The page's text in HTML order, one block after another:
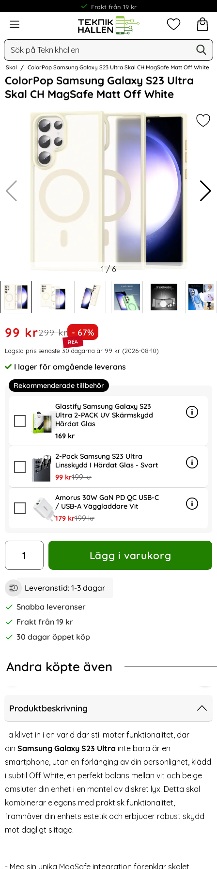
Frakt från 19 kr
Meny
Sök
Mina
Skal ColorPop Samsung Galaxy S23 Ultra Skal CH MagSafe Matt Off White
ColorPop Samsung Galaxy S23 Ultra
Skal CH MagSafe Matt Off White
Hoppa
över
Bilder
1 / 6
Handla denna produkt ColorPop Samsung Galaxy S23
rea pris
99 krtidigare pris
299 kr Priset är nedsatt med
- 67%
Prishistorik
Lägsta pris senaste 30 dagarna är 99 kr (2026-08-10)
Tillgänglighet:
I lager för omgående leverans
Rekommenderade tillbehör
Glastify Samsung Galaxy S23
Ultra 2-PACK UV Skärmskydd
Härdat Glas
169 kr
Info
mer
2-Pack Samsung S23 Ultra
Linsskydd I Härdat Glas - Svart
rea pris
99 krtidigare pris
199 kr
Info
mer
Amorus 30W GaN PD QC USB-C
/ USB-A Väggladdare Vit
rea pris
179 krtidigare pris
199 kr
Info
mer
antal
Lägg i varukorg
Leveranstid: 1-3 dagar
Snabba leveranser
Frakt från 19 kr
30 dagar öppet köp
Andra köpte även
Slim Matt Grön
Samsung Galaxy S23 Ultra Skal Läderbelagt Röd
S23 Ultra Skal CH MagSafe
Tillgänglighet:
ColorPop Samsung Galaxy S23
Tillgänglighet:
Produktbeskrivning
Ta klivet in i en värld där stil möter funktionalitet, där
din Samsung Galaxy S23 Ultra inte bara är en
smartphone, utan en förlänging av din personlighet, klädd
i subtil Off White, en perfekt balans mellan vit och beige
omsluter din enhet i en mantel av diskret lyx. Detta skal
kombinerar elegans med praktisk funktionalitet,
framhäver din enhets estetik och erbjuder robust skydd
mot dagligt slitage.
- Med sin unika MagSafe integration förenklar skalet